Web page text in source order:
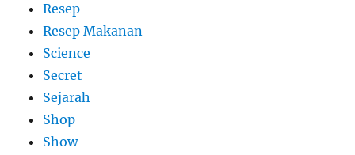
Resep
Resep Makanan
Science
Secret
Sejarah
Shop
Show